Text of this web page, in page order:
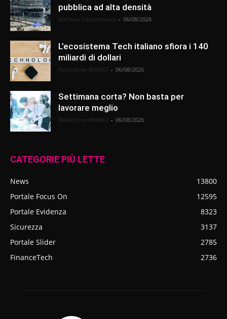
pubblica ad alta densità
- 06/08/2026
L’ecosistema Tech italiano sfiora i 140
miliardi di dollari
- 06/08/2026
Settimana corta? Non basta per
lavorare meglio
- 06/08/2026
CATEGORIE PIÙ LETTE
News
13800
Portale Focus On
12595
Portale Evidenza
8323
Sicurezza
3137
Portale Slider
2785
FinanceTech
2736